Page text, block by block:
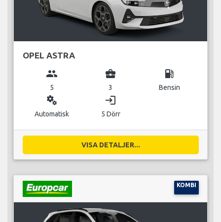
OPEL ASTRA
group
5
business_center
3
local_gas_station
Bensin
miscellaneous_services
Automatisk
login
5 Dörr
VISA DETALJER...
KOMBI